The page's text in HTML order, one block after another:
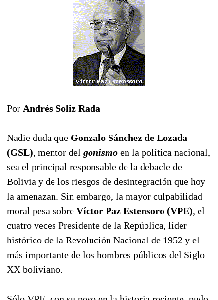
Por Andrés Soliz Rada
Nadie duda que Gonzalo Sánchez de Lozada
(GSL), mentor del gonismo en la política nacional,
sea el principal responsable de la debacle de
Bolivia y de los riesgos de desintegración que hoy
la amenazan. Sin embargo, la mayor culpabilidad
moral pesa sobre Víctor Paz Estensoro (VPE), el
cuatro veces Presidente de la República, líder
histórico de la Revolución Nacional de 1952 y el
más importante de los hombres públicos del Siglo
XX boliviano.